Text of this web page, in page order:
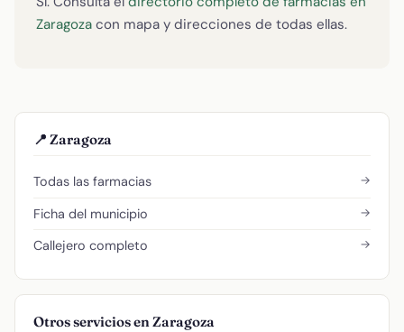
Zaragoza con mapa y direcciones de todas ellas.
📍 Zaragoza
Todas las farmacias →
Ficha del municipio →
Callejero completo →
Otros servicios en Zaragoza